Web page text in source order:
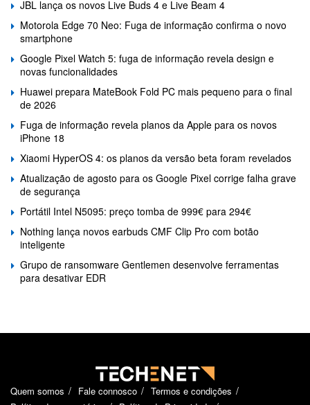
JBL lança os novos Live Buds 4 e Live Beam 4
Motorola Edge 70 Neo: Fuga de informação confirma o novo
smartphone
Google Pixel Watch 5: fuga de informação revela design e
novas funcionalidades
Huawei prepara MateBook Fold PC mais pequeno para o final
de 2026
Fuga de informação revela planos da Apple para os novos
iPhone 18
Xiaomi HyperOS 4: os planos da versão beta foram revelados
Atualização de agosto para os Google Pixel corrige falha grave
de segurança
Portátil Intel N5095: preço tomba de 999€ para 294€
Nothing lança novos earbuds CMF Clip Pro com botão
inteligente
Grupo de ransomware Gentlemen desenvolve ferramentas
para desativar EDR
Quem somos Fale connosco
Termos e condições